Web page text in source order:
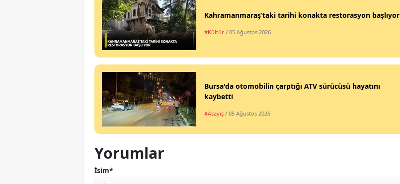
Kastamonu
Kırklareli
Kahramanmaraş’taki tarihi konakta restorasyon başlıyor
#Kültür / 05 Ağustos 2026
Bursa'da otomobilin çarptığı ATV sürücüsü hayatını
kaybetti
#Asayiş / 05 Ağustos 2026
Yorumlar
İsim*